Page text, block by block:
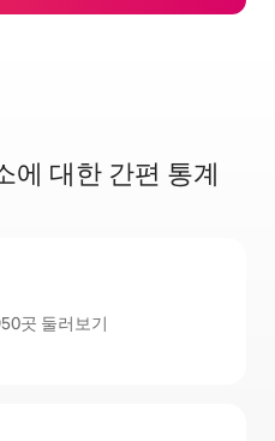
에 대한 간편 통계
곳 둘러보기